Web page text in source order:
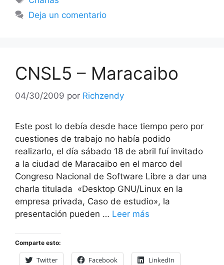
Deja un comentario
CNSL5 – Maracaibo
04/30/2009 por Richzendy
Este post lo debía desde hace tiempo pero por
cuestiones de trabajo no había podido
realizarlo, el día sábado 18 de abril fuí invitado
a la ciudad de Maracaibo en el marco del
Congreso Nacional de Software Libre a dar una
charla titulada «Desktop GNU/Linux en la
empresa privada, Caso de estudio», la
presentación pueden … Leer más
Comparte esto:
Twitter Facebook LinkedIn